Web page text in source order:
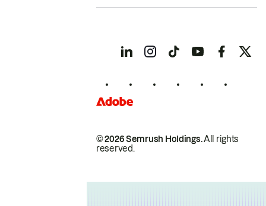
© 2026 Semrush Holdings.All rights
reserved.